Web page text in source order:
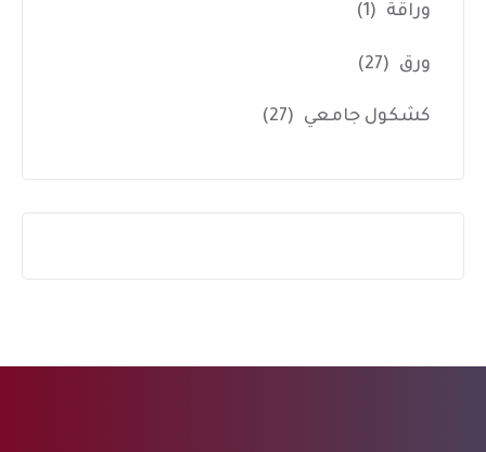
وراقة (1)
ورق (27)
كشكول جامعي (27)